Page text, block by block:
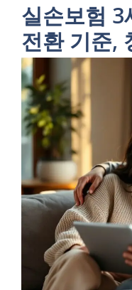
실손보험 3
전환 기준,